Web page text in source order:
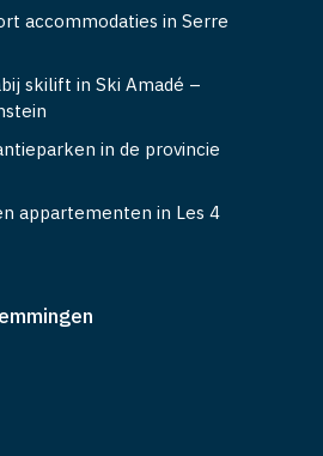
accommodaties in Serre
skilift in Ski Amadé –
in de provincie
appartementen in Les 4